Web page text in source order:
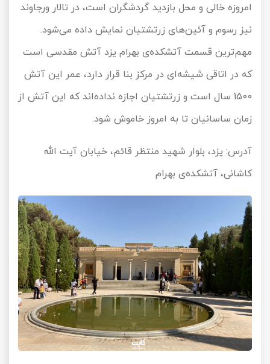
امروزه خالی و محل بازدید گردشگران است، در تالار ورجاوند
نیز رسوم و آئین‌های زرتشتیان نمایش داده می‌شود.
مهم‌ترین قسمت آتشکده‌ی بهرام یزد آتش مقدسی است
که در اتاقی شیشه‌ای در مرکز بنا قرار دارد، عمر این آتش
1500 سال است و زرتشتیان اجازه نداده‌اند که این آتش از
زمان ساسانیان تا به امروز خاموش شود.
آدرس: یزد، بلوار شهید منتظر قائم، خیابان آیت الله
کاشانی، آتشکده‌ی بهرام